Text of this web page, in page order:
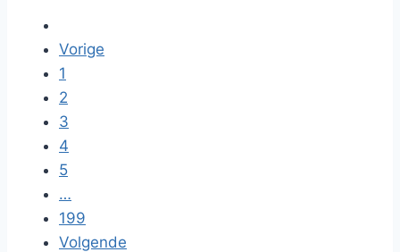
Vorige
1
2
3
4
5
…
199
Volgende